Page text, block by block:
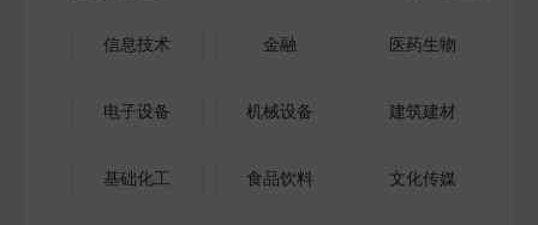
信息技术 金融 医药生物
电子设备 机械设备 建筑建材
基础化工 食品饮料 文化传媒